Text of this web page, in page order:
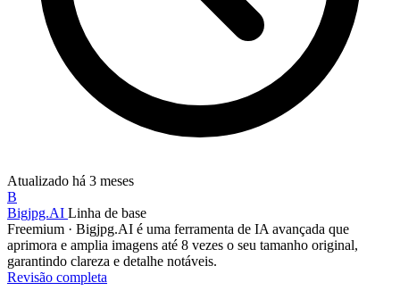
Atualizado há 3 meses
B
Bigjpg.AI Linha de base
Freemium · Bigjpg.AI é uma ferramenta de IA avançada que
aprimora e amplia imagens até 8 vezes o seu tamanho original,
garantindo clareza e detalhe notáveis.
Revisão completa